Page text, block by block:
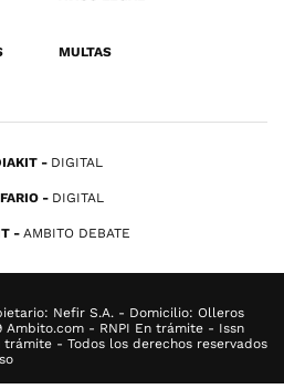
MULTAS
DIGITAL
DIGITAL
AMBITO DEBATE
Nefir S.A. - Domicilio: Olleros
Ambito.com - RNPI En trámite - Issn
trámite - Todos los derechos reservados